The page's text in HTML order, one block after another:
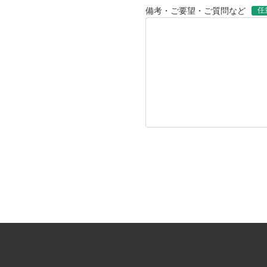
備考・ご要望・ご質問など 任